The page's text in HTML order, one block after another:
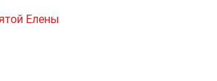
Елены